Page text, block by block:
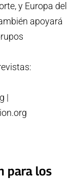
y Europa del
apoyará
|
para los